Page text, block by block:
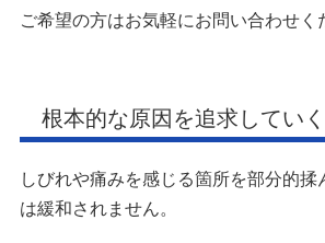
ご希望の方はお気軽にお問い合わせく
根本的な原因を追求してい
しびれや痛みを感じる箇所を部分的揉
は緩和されません。